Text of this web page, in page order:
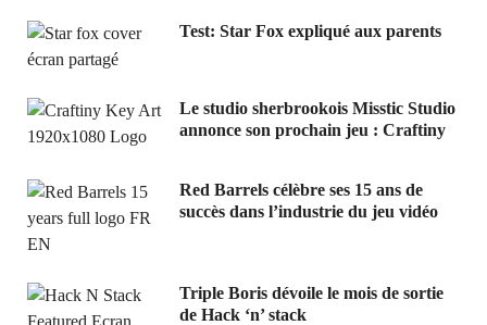
Test: Star Fox expliqué aux parents
Le studio sherbrookois Misstic Studio
annonce son prochain jeu : Craftiny
Red Barrels célèbre ses 15 ans de
succès dans l’industrie du jeu vidéo
Triple Boris dévoile le mois de sortie
de Hack ‘n’ stack